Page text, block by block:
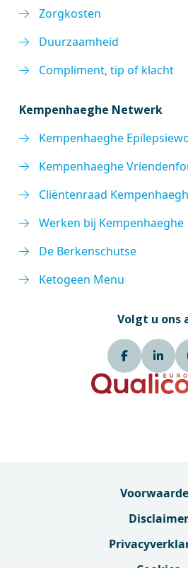
Zorgkosten
Duurzaamheid
Compliment, tip of klacht
Kempenhaeghe Netwerk
Kempenhaeghe
Kempenhaeghe
Cliëntenraad
Werken bij Kempenhaeghe
De Berkenschutse
Ketogeen Menu
Volgt u ons
Disclaimer